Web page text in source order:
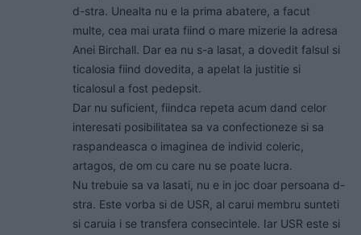
d-stra. Unealta nu e la prima abatere, a facut
multe, cea mai urata fiind o mare mizerie la adresa
Anei Birchall. Dar ea nu s-a lasat, a dovedit falsul si
ticalosia fiind dovedita, a apelat la justitie si
ticalosul a fost pedepsit.
Dar nu suficient, fiindca repeta acum dand celor
interesati posibilitatea sa va confectioneze si sa
raspandeasca o imaginea de individ coleric,
artagos, de om cu care nu se poate lucra.
Nu trebuie sa va lasati, nu e in joc doar persoana d-
stra. Este vorba si de USR, al carui membru sunteti
si caruia i se transfera consecintele. Iar USR este si